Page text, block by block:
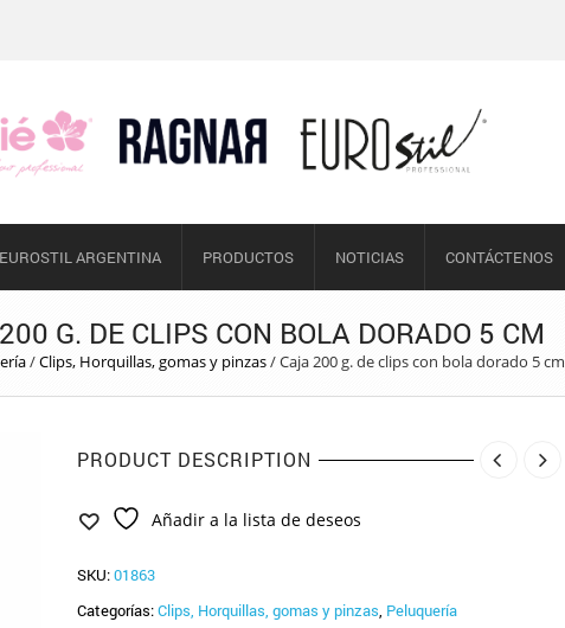
EUROSTIL ARGENTINA PRODUCTOS NOTICIAS CONTÁCTENOS
G. DE CLIPS CON BOLA DORADO 5 CM
/Clips, Horquillas, gomas y pinzas/Caja 200 g. de clips con bola dorado 5 cm
PRODUCT DESCRIPTION
Añadir a la lista de deseos
SKU:01863
Categorías:Clips, Horquillas, gomas y pinzas, Peluquería